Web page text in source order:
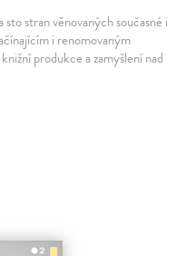
stran věnovaných současné i
i renomovaným
produkce a zamyšlení nad